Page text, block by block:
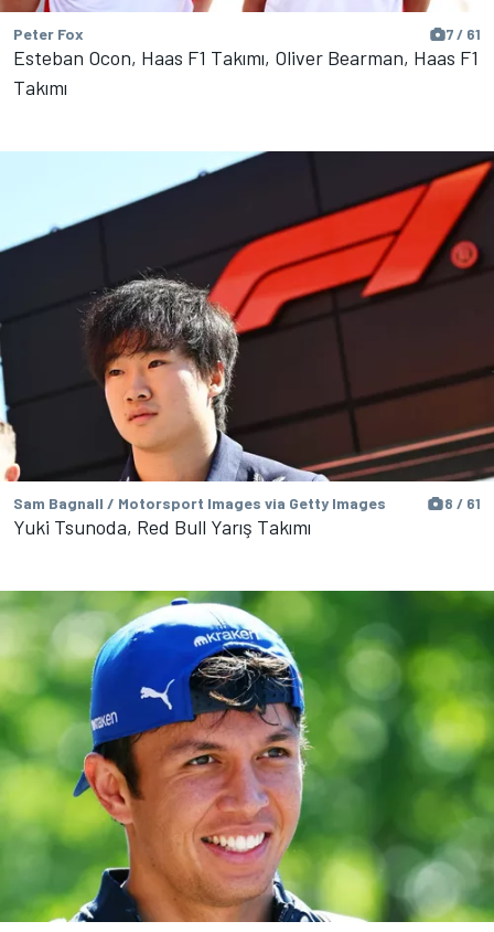
Peter Fox 7 / 61
Esteban Ocon, Haas F1 Takımı, Oliver Bearman, Haas F1
Takımı
Sam Bagnall / Motorsport Images via Getty Images 8 / 61
Yuki Tsunoda, Red Bull Yarış Takımı